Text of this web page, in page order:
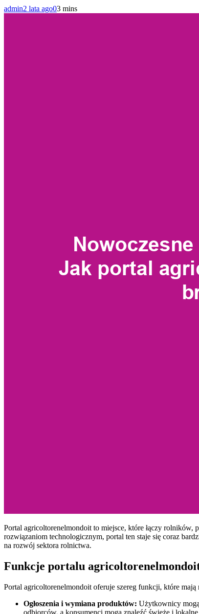
admin2 lata ago03 mins
Portal agricoltorenelmondoit to miejsce, które łączy
rozwiązaniom technologicznym, portal ten staje się coraz
na rozwój sektora rolnictwa.
Funkcje portalu
Portal agricoltorenelmondoit oferuje szereg funkcji, które
Ogłoszenia i wymiana produktów: Użytkownicy
odbiorców, a konsumenci mogą znaleźć świeże i